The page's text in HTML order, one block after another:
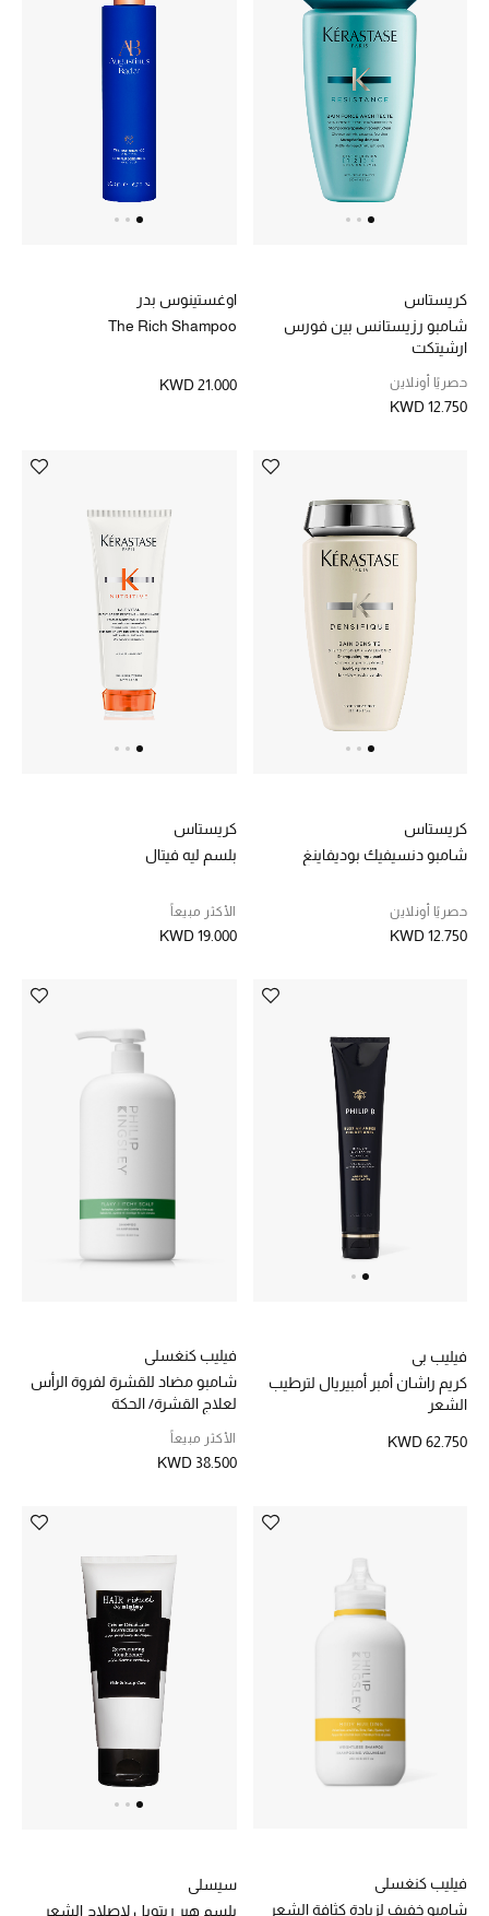
كريستاس
شامبو رزيستانس بين فورس
ارشيتكت
حصريًا أونلاين
KWD 12.750
اوغستينوس بدر
The Rich Shampoo
KWD 21.000
كريستاس
شامبو دنسيفيك بوديفاينغ
حصريًا أونلاين
KWD 12.750
كريستاس
بلسم ليه فيتال
الأكثر مبيعاً
KWD 19.000
فيليب بي
كريم راشان أمبر أمبيريال لترطيب
الشعر
KWD 62.750
فيليب كنغسلي
شامبو مضاد للقشرة لفروة الرأس
لعلاج القشرة/ الحكة
الأكثر مبيعاً
KWD 38.500
فيليب كنغسلي
شامبو خفيف لزيادة كثافة الشعر
سيسلي
بلسم هير ريتويل لإصلاح الشعر